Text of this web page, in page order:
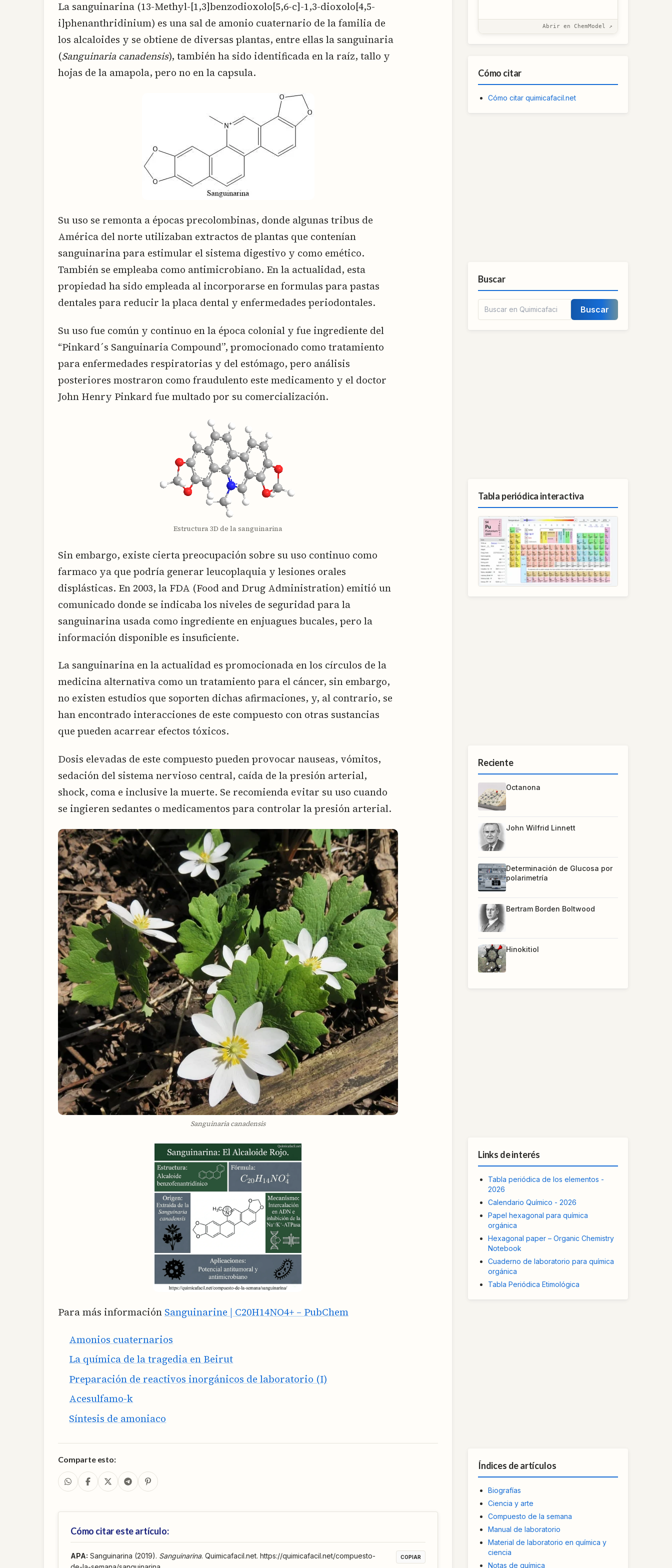
La sanguinarina (13-Methyl-[1,3]benzodioxolo[5,6-c]-1,3-dioxolo[4,5-
i]phenanthridinium) es una sal de amonio cuaternario de la familia de
los alcaloides y se obtiene de diversas plantas, entre ellas la sanguinaria
(Sanguinaria canadensis), también ha sido identificada en la raíz, tallo y
hojas de la amapola, pero no en la capsula.
Su uso se remonta a épocas precolombinas, donde algunas tribus de
América del norte utilizaban extractos de plantas que contenían
sanguinarina para estimular el sistema digestivo y como emético.
También se empleaba como antimicrobiano. En la actualidad, esta
propiedad ha sido empleada al incorporarse en formulas para pastas
dentales para reducir la placa dental y enfermedades periodontales.
Su uso fue común y continuo en la época colonial y fue ingrediente del
“Pinkard´s Sanguinaria Compound”, promocionado como tratamiento
para enfermedades respiratorias y del estómago, pero análisis
posteriores mostraron como fraudulento este medicamento y el doctor
John Henry Pinkard fue multado por su comercialización.
Estructura 3D de la sanguinarina
Sin embargo, existe cierta preocupación sobre su uso continuo como
farmaco ya que podría generar leucoplaquia y lesiones orales
displásticas. En 2003, la FDA (Food and Drug Administration) emitió un
comunicado donde se indicaba los niveles de seguridad para la
sanguinarina usada como ingrediente en enjuagues bucales, pero la
información disponible es insuficiente.
La sanguinarina en la actualidad es promocionada en los círculos de la
medicina alternativa como un tratamiento para el cáncer, sin embargo,
no existen estudios que soporten dichas afirmaciones, y, al contrario, se
han encontrado interacciones de este compuesto con otras sustancias
que pueden acarrear efectos tóxicos.
Dosis elevadas de este compuesto pueden provocar nauseas, vómitos,
sedación del sistema nervioso central, caída de la presión arterial,
shock, coma e inclusive la muerte. Se recomienda evitar su uso cuando
se ingieren sedantes o medicamentos para controlar la presión arterial.
Sanguinaria canadensis
Para más información Sanguinarine | C20H14NO4+ – PubChem
Amonios cuaternarios
La química de la tragedia en Beirut
Preparación de reactivos inorgánicos de laboratorio (I)
Acesulfamo-k
Síntesis de amoniaco
Comparte esto:
Cómo citar este artículo:
APA: Sanguinarina (2019). Sanguinarina. Quimicafacil.net. https://quimicafacil.net/compuesto-
COPIAR
Abrir en ChemModel ↗
Cómo citar
Cómo citar quimicafacil.net
Buscar
Buscar
Tabla periódica interactiva
Reciente
Octanona
John Wilfrid Linnett
Determinación de Glucosa por
polarimetría
Bertram Borden Boltwood
Hinokitiol
Links de interés
Tabla periódica de los elementos -
2026
Calendario Químico - 2026
Papel hexagonal para química
orgánica
Hexagonal paper – Organic Chemistry
Notebook
Cuaderno de laboratorio para química
orgánica
Tabla Periódica Etimológica
Índices de artículos
Biografías
Ciencia y arte
Compuesto de la semana
Manual de laboratorio
Material de laboratorio en química y
ciencia
Notas de química